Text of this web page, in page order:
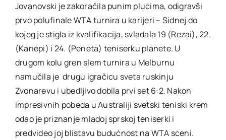
Jovanovski je zakoračila punim plućima, odigravši
prvo polufinale WTA turnira u karijeri – Sidnej do
kojeg je stigla iz kvalifikacija, svladala 19 (Rezai), 22.
(Kanepi) i 24. (Peneta) teniserku planete. U
drugom kolu gren slem turnira u Melburnu
namučila je drugu igračicu sveta ruskinju
Zvonarevu i ubedljivo dobila prvi set 6:2. Nakon
impresivnih pobeda u Australiji svetski teniski krem
odao je priznanje mladoj sprskoj teniserki i
predvideo joj blistavu budućnost na WTA sceni.